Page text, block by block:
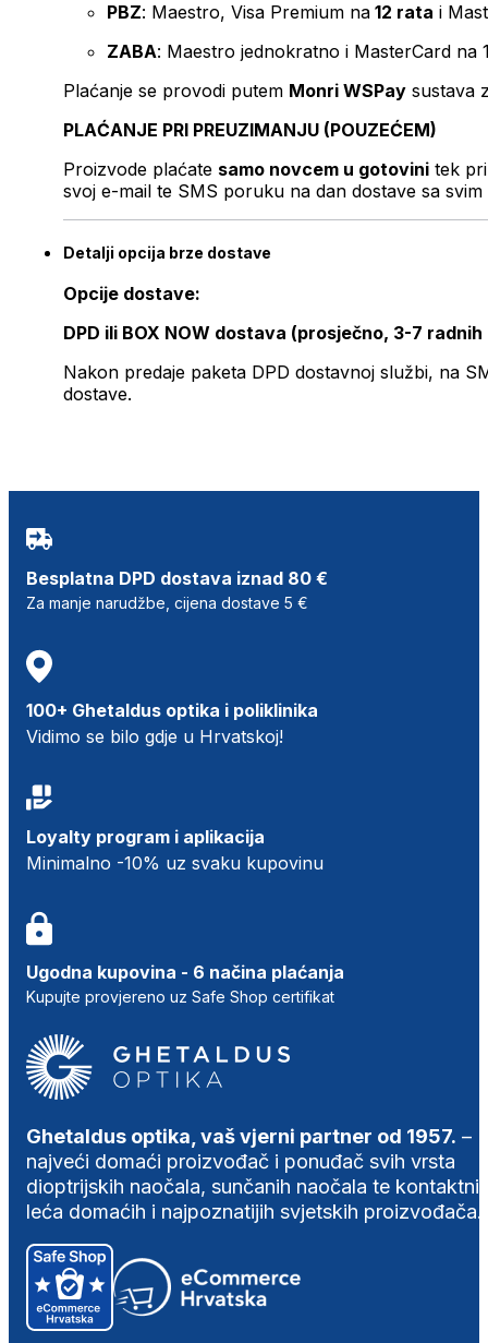
PBZ: Maestro, Visa Premium na 12 rata i
ZABA: Maestro jednokratno i MasterCard na
Plaćanje se provodi putem Monri WSPay sustava
PLAĆANJE PRI PREUZIMANJU (POUZEĆEM)
Proizvode plaćate samo novcem u gotovini tek
svoj e-mail te SMS poruku na dan dostave sa svim
Detalji opcija brze dostave
Opcije dostave:
DPD ili BOX NOW dostava (prosječno, 3-7 radnih
Nakon predaje paketa DPD dostavnoj službi, na
dostave.
Besplatna DPD dostava iznad 80 €
Za manje narudžbe, cijena dostave 5 €
100+ Ghetaldus optika i poliklinika
Vidimo se bilo gdje u Hrvatskoj!
Loyalty program i aplikacija
Minimalno -10% uz svaku kupovinu
Ugodna kupovina - 6 načina plaćanja
Kupujte provjereno uz Safe Shop certifikat
Ghetaldus optika, vaš vjerni partner od 1957. –
najveći domaći proizvođač i ponuđač svih vrsta
dioptrijskih naočala, sunčanih naočala te
leća domaćih i najpoznatijih svjetskih proizvođača.